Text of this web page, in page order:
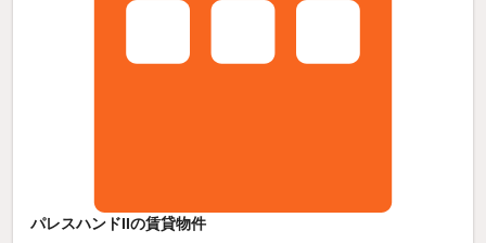
パレスハンドIIの賃貸物件